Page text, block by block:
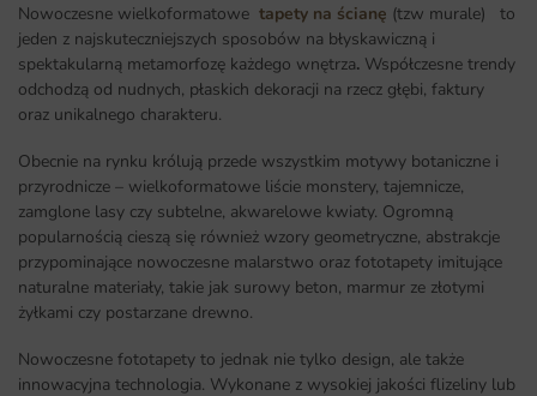
Nowoczesne wielkoformatowe tapety na ścianę (tzw murale) to
jeden z najskuteczniejszych sposobów na błyskawiczną i
spektakularną metamorfozę każdego wnętrza. Współczesne trendy
odchodzą od nudnych, płaskich dekoracji na rzecz głębi, faktury
oraz unikalnego charakteru.
Obecnie na rynku królują przede wszystkim motywy botaniczne i
przyrodnicze – wielkoformatowe liście monstery, tajemnicze,
zamglone lasy czy subtelne, akwarelowe kwiaty. Ogromną
popularnością cieszą się również wzory geometryczne, abstrakcje
przypominające nowoczesne malarstwo oraz fototapety imitujące
naturalne materiały, takie jak surowy beton, marmur ze złotymi
żyłkami czy postarzane drewno.
Nowoczesne fototapety to jednak nie tylko design, ale także
innowacyjna technologia. Wykonane z wysokiej jakości flizeliny lub